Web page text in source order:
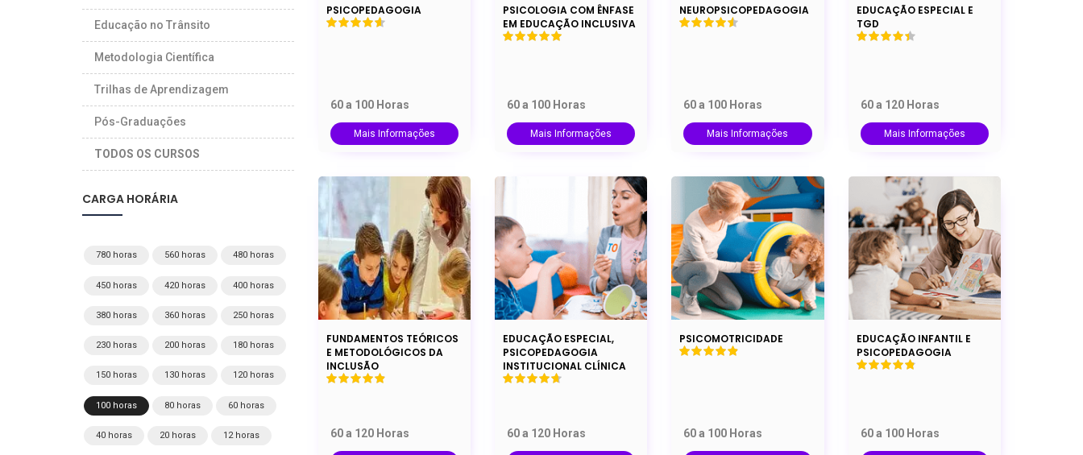
PSICOPEDAGOGIA
60 a 100 Horas
Mais Informações
PSICOLOGIA COM ÊNFASE
EM EDUCAÇÃO INCLUSIVA
60 a 100 Horas
Mais Informações
NEUROPSICOPEDAGOGIA
60 a 100 Horas
Mais Informações
EDUCAÇÃO ESPECIAL E
TGD
60 a 120 Horas
Mais Informações
FUNDAMENTOS TEÓRICOS
E METODOLÓGICOS DA
INCLUSÃO
60 a 120 Horas
EDUCAÇÃO ESPECIAL,
PSICOPEDAGOGIA
INSTITUCIONAL CLÍNICA
60 a 120 Horas
PSICOMOTRICIDADE
60 a 100 Horas
EDUCAÇÃO INFANTIL E
PSICOPEDAGOGIA
60 a 100 Horas
Educação no Trânsito
Metodologia Científica
Trilhas de Aprendizagem
Pós-Graduações
TODOS OS CURSOS
CARGA HORÁRIA
780 horas 560 horas 480 horas
450 horas 420 horas 400 horas
380 horas 360 horas 250 horas
230 horas 200 horas 180 horas
150 horas 130 horas 120 horas
100 horas 80 horas 60 horas
40 horas 20 horas 12 horas